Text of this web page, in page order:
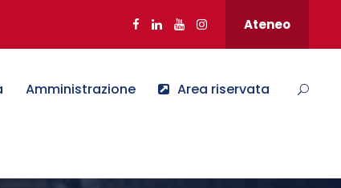
Ateneo
Amministrazione Area riservata